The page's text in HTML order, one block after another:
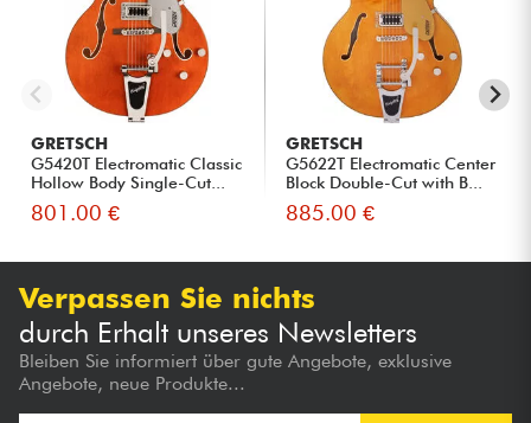
GRETSCH
G5420T Electromatic Classic
Hollow Body Single-Cut...
801.00 €
GRETSCH
G5622T Electromatic Center
Block Double-Cut with B...
885.00 €
Verpassen Sie nichts
durch Erhalt unseres Newsletters
Bleiben Sie informiert über gute Angebote, exklusive
Angebote, neue Produkte...